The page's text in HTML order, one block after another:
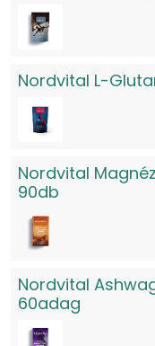
Nordvital L-
Nordvital
90db
Nordvital
60adag